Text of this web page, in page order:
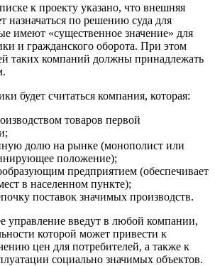
к проекту указано, что внешняя
назначаться по решению суда для
имеют «существенное значение» для
и гражданского оборота. При этом
таких компаний должны принадлежать
будет считаться компания, которая:
товаров первой
долю на рынке (монополист или
положение);
предприятием (обеспечивает
в населенном пункте);
поставок значимых производств.
управление введут в любой компании,
которой может привести к
цен для потребителей, а также к
социально значимых объектов.